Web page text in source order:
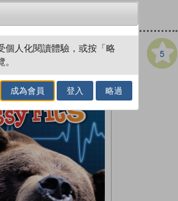
5
個人化閱讀體驗，或按「略
成為會員 登入 略過